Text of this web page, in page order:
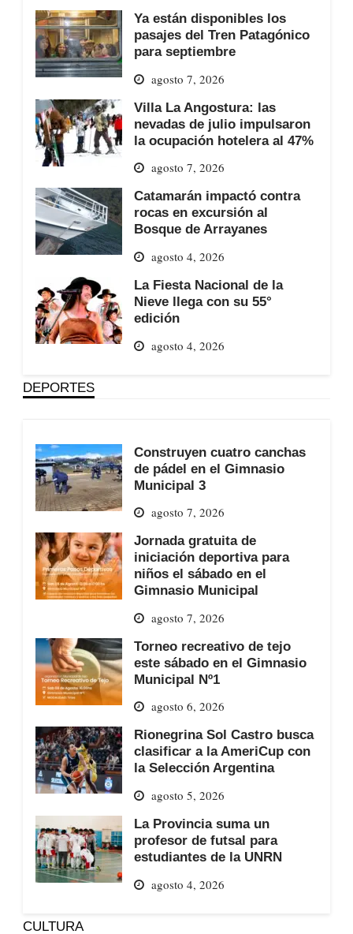
Ya están disponibles los
pasajes del Tren Patagónico
para septiembre
agosto 7, 2026
Villa La Angostura: las
nevadas de julio impulsaron
la ocupación hotelera al 47%
agosto 7, 2026
Catamarán impactó contra
rocas en excursión al
Bosque de Arrayanes
agosto 4, 2026
La Fiesta Nacional de la
Nieve llega con su 55°
edición
agosto 4, 2026
DEPORTES
Construyen cuatro canchas
de pádel en el Gimnasio
Municipal 3
agosto 7, 2026
Jornada gratuita de
iniciación deportiva para
niños el sábado en el
Gimnasio Municipal
agosto 7, 2026
Torneo recreativo de tejo
este sábado en el Gimnasio
Municipal Nº1
agosto 6, 2026
Rionegrina Sol Castro busca
clasificar a la AmeriCup con
la Selección Argentina
agosto 5, 2026
La Provincia suma un
profesor de futsal para
estudiantes de la UNRN
agosto 4, 2026
CULTURA